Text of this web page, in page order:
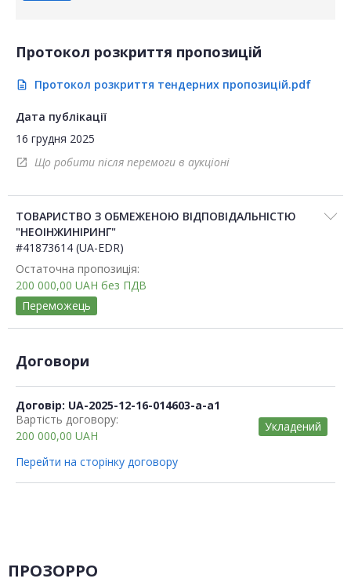
Протокол розкриття пропозицій
description Протокол розкриття тендерних пропозицій.pdf
Дата публікації
16 грудня 2025
open_in_new Що робити після перемоги в аукціоні
ТОВАРИСТВО З ОБМЕЖЕНОЮ ВІДПОВІДАЛЬНІСТЮ
"НЕОІНЖИНІРИНГ"
#41873614 (UA-EDR)
Остаточна пропозиція:
200 000,00 UAH без ПДВ
Переможець
Договори
Договір: UA-2025-12-16-014603-a-a1
Вартість договору:
200 000,00 UAH
Укладений
Перейти на сторінку договору
ПРОЗОРРО